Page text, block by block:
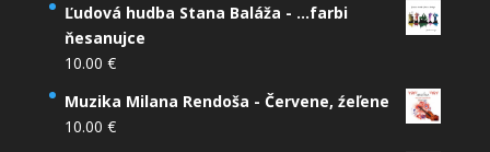
Ľudová hudba Stana Baláža - ...farbi
ňesanujce
10.00 €
Muzika Milana Rendoša - Červene, źeľene
10.00 €